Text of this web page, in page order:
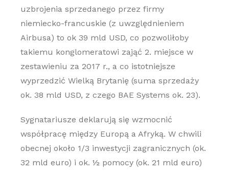
uzbrojenia sprzedanego przez firmy
niemiecko-francuskie (z uwzględnieniem
Airbusa) to ok 39 mld USD, co pozwoliłoby
takiemu konglomeratowi zająć 2. miejsce w
zestawieniu za 2017 r., a co istotniejsze
wyprzedzić Wielką Brytanię (suma sprzedaży
ok. 38 mld USD, z czego BAE Systems ok. 23).
Sygnatariusze deklarują się wzmocnić
współpracę między Europą a Afryką. W chwili
obecnej około 1/3 inwestycji zagranicznych (ok.
32 mld euro) i ok. ½ pomocy (ok. 21 mld euro)